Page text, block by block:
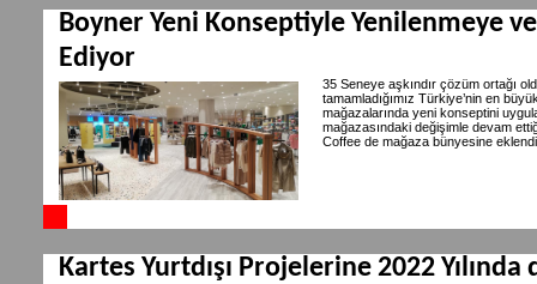
Boyner Yeni Konseptiyle Yenilenmeye
Ediyor
35 Seneye aşkındır çözüm ortağı
tamamladığımız Türkiye’nin en
mağazalarında yeni konseptini
mağazasındaki değişimle devam
Coffee de mağaza bünyesine
Kartes Yurtdışı Projelerine 2022